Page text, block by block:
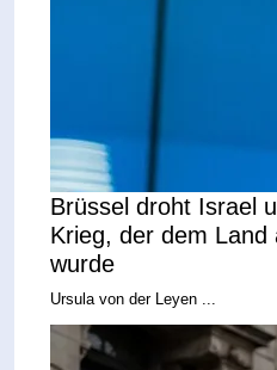
Brüssel droht Israel
Krieg, der dem Land
wurde
Ursula von der Leyen ...